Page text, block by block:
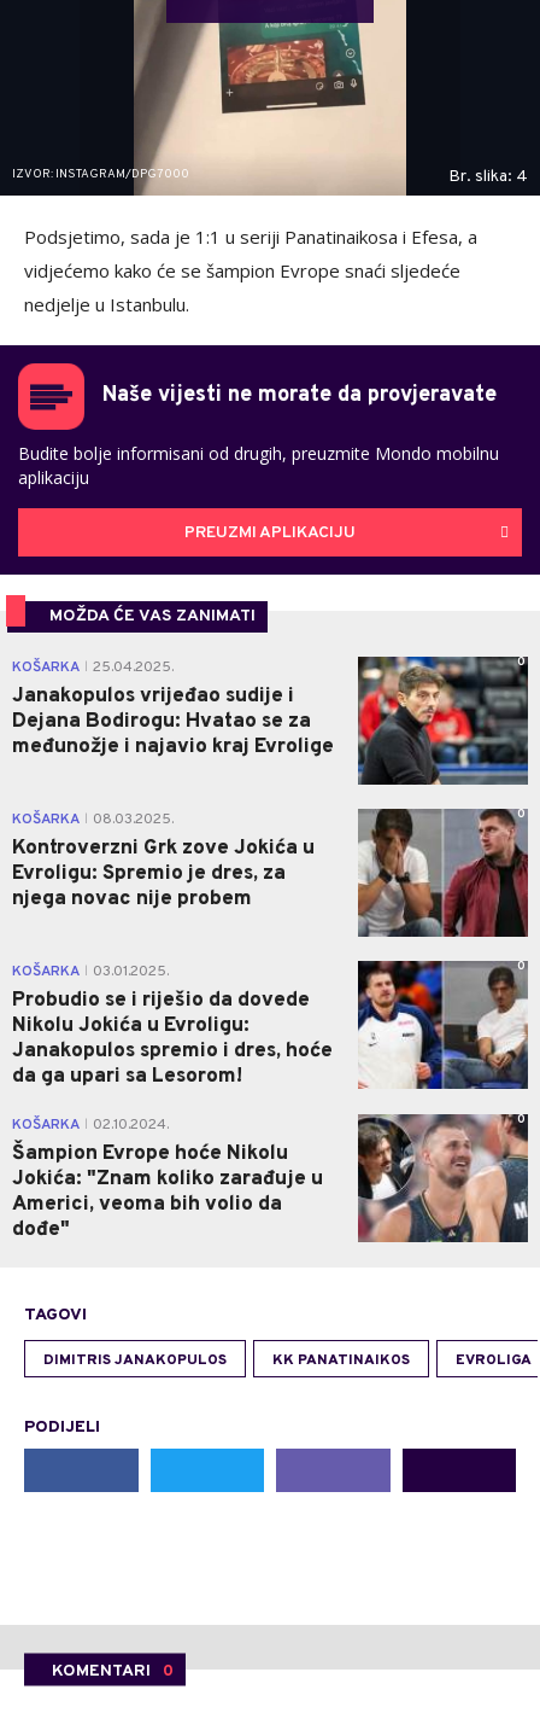
IZVOR: INSTAGRAM/DPG7000 Br. slika: 4
Podsjetimo, sada je 1:1 u seriji Panatinaikosa i Efesa, a
vidjećemo kako će se šampion Evrope snaći sljedeće
nedjelje u Istanbulu.
Naše vijesti ne morate da provjeravate
Budite bolje informisani od drugih, preuzmite Mondo mobilnu
aplikaciju
PREUZMI APLIKACIJU
MOŽDA ĆE VAS ZANIMATI
KOŠARKA 25.04.2025.
Janakopulos vrijeđao sudije i
Dejana Bodirogu: Hvatao se za
međunožje i najavio kraj Evrolige
0
KOŠARKA 08.03.2025.
Kontroverzni Grk zove Jokića u
Evroligu: Spremio je dres, za
njega novac nije probem
0
KOŠARKA 03.01.2025.
Probudio se i riješio da dovede
Nikolu Jokića u Evroligu:
Janakopulos spremio i dres, hoće
da ga upari sa Lesorom!
0
KOŠARKA 02.10.2024.
Šampion Evrope hoće Nikolu
Jokića: "Znam koliko zarađuje u
Americi, veoma bih volio da
dođe"
0
TAGOVI
DIMITRIS JANAKOPULOS KK PANATINAIKOS EVROLIGA
PODIJELI
KOMENTARI 0